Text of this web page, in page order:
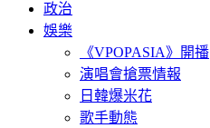
政治
娛樂
《VPOPASIA》開播
演唱會搶票情報
日韓爆米花
歌手動態